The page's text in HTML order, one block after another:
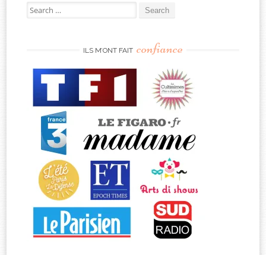
Search
for:
ILS M’ONT FAIT confiance